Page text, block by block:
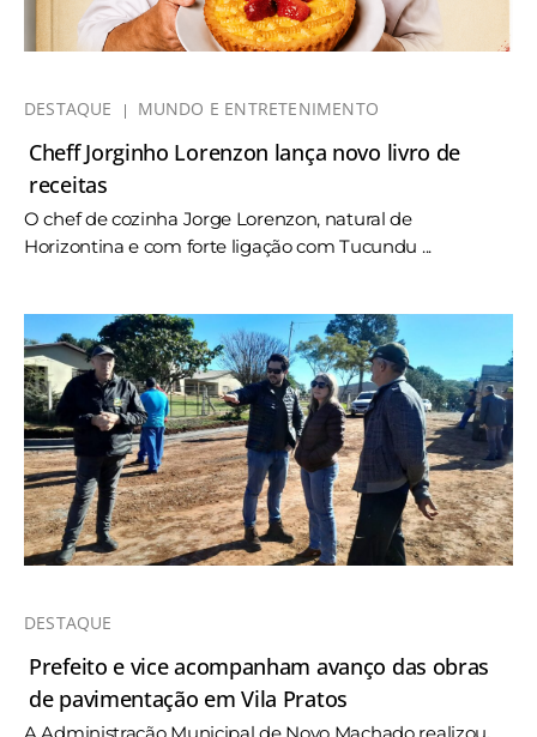
DESTAQUE MUNDO E ENTRETENIMENTO
Cheff Jorginho Lorenzon lança novo livro de
receitas
O chef de cozinha Jorge Lorenzon, natural de
Horizontina e com forte ligação com Tucundu ...
DESTAQUE
Prefeito e vice acompanham avanço das obras
de pavimentação em Vila Pratos